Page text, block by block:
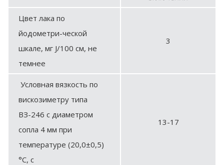
Цвет лака по
йодометри-ческой
шкале, мг J/100 см, не
темнее
3
Условная вязкость по
вискозиметру типа
ВЗ-246 с диаметром
сопла 4 мм при
температуре (20,0±0,5)
°С, с
13-17